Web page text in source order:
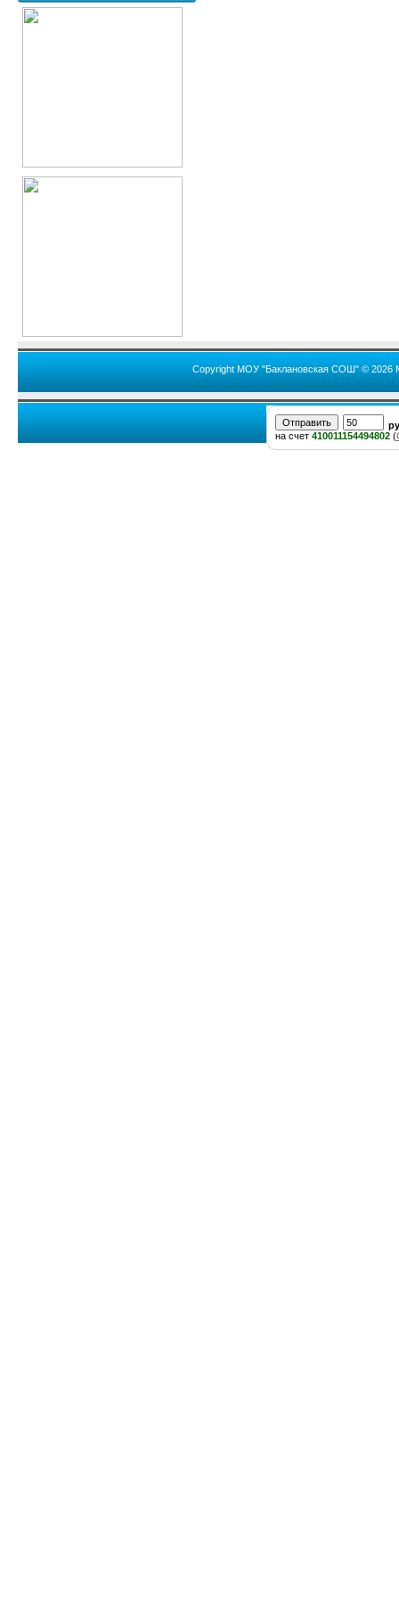
Copyright МОУ "Баклановская СОШ" © 2026
на счет 410011154494802 (